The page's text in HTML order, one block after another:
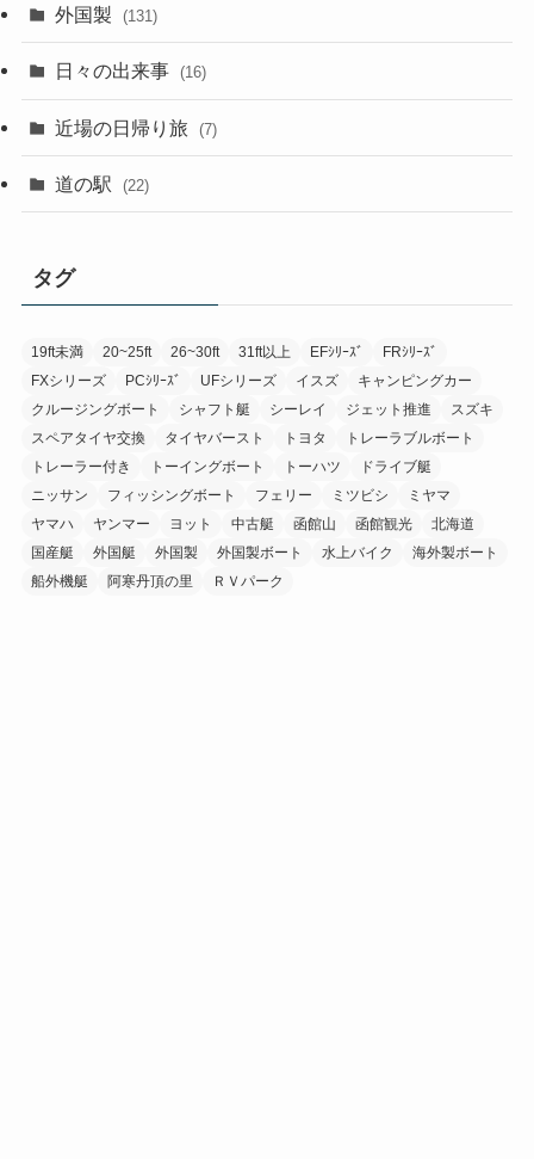
外国製 (131)
日々の出来事 (16)
近場の日帰り旅 (7)
道の駅 (22)
タグ
19ft未満 20~25ft 26~30ft 31ft以上 EFｼﾘｰｽﾞ
FRｼﾘｰｽﾞ
FXシリーズ
PCｼﾘｰｽﾞ UFシリーズ イスズ
キャンピングカー
クルージングボート
シャフト艇 シーレイ ジェット推進
スズキ
スペアタイヤ交換
タイヤバースト トヨタ
トレーラブルボート
トレーラー付き
トーイングボート トーハツ
ドライブ艇
ニッサン
フィッシングボート フェリー ミツビシ
ミヤマ
ヤマハ
ヤンマー ヨット 中古艇 函館山 函館観光
北海道
国産艇
外国艇 外国製 外国製ボート 水上バイク
海外製ボート
船外機艇
阿寒丹頂の里 ＲＶパーク